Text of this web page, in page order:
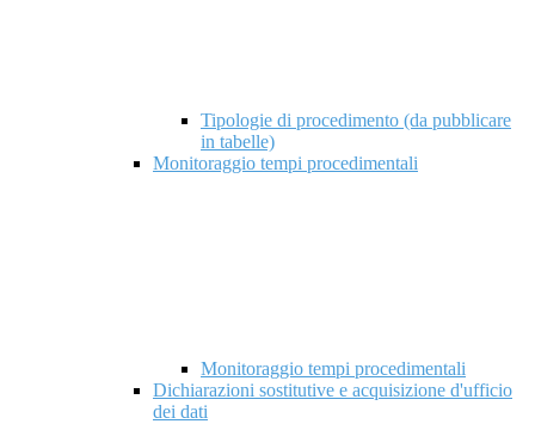
Tipologie di procedimento (da pubblicare
in tabelle)
Monitoraggio tempi procedimentali
Monitoraggio tempi procedimentali
Dichiarazioni sostitutive e acquisizione d'ufficio
dei dati